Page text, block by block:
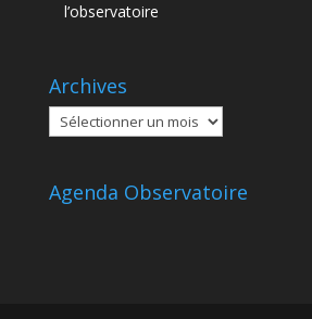
l’observatoire
Archives
Archives
Agenda Observatoire